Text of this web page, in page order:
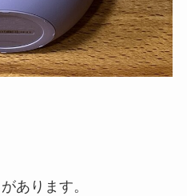
があります。